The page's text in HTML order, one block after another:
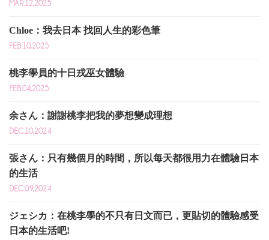
MAR.12,2025
Chloe：我去日本 找回人生的彩色筆
FEB.10,2025
桃李學員的十日戎巫女體驗
FEB.04,2025
余さん：謝謝桃李把我的夢想變成理想
DEC.10,2024
張さん：只有幾個月的時間，所以每天都很用力在體驗日本
的生活
DEC.09,2024
ジェシカ：在桃李學的不只有日文而已，更貼切的體驗感受
日本的生活吧!